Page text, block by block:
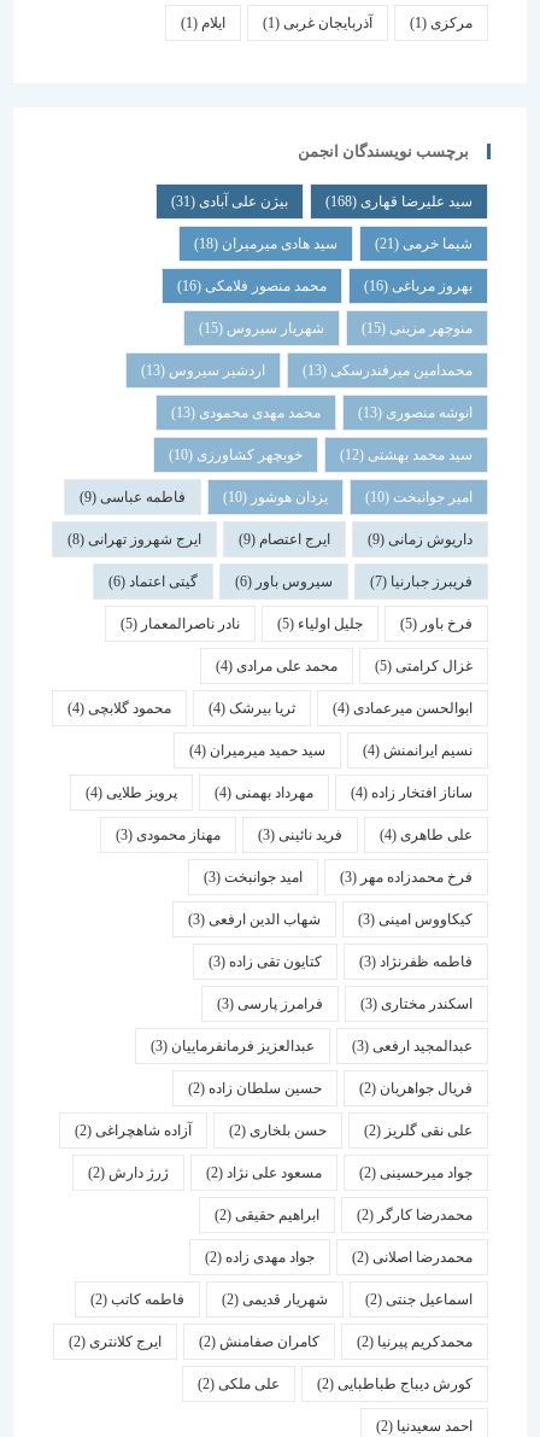
(1) آذربایجان غربی(1) ایلام
برچسب نویسندگان انجمن
سید علیرضا قهاری(168) بیژن علی آبادی(31)
شیما خرمی(21) سید هادی میرمیران(18)
بهروز مرباغی (16) محمد منصور فلامکی (16)
منوچهر مزینی(15) شهریار سیروس(15)
محمدامین میرفندرسکی(13) اردشیر سیروس(13)
انوشه منصوری(13) محمد مهدی محمودی(13)
سید محمد بهشتی(12) خوبچهر کشاورزی(10)
امیر جوانبخت(10) یزدان هوشور(10) فاطمه عباسی(9)
داریوش زمانی(9) ایرج اعتصام(9) ایرج شهروز تهرانی(8)
فریبرز جبارنیا(7) سیروس باور(6) گیتی اعتماد(6)
فرخ باور(5) جلیل اولیاء(5) نادر ناصرالمعمار (5)
غزال کرامتی(5) محمد علی مرادی(4)
ابوالحسن میرعمادی(4) ثریا بیرشک(4) محمود گلابچی(4)
نسیم ایرانمنش(4) سید حمید میرمیران(4)
ساناز افتخار زاده(4) مهرداد بهمنی (4) پرویز طلایی(4)
علی طاهری(4) فرید نائینی(3) مهناز محمودی(3)
فرخ محمدزاده مهر(3) امید جوانبخت(3)
کیکاووس امینی(3) شهاب الدین ارفعی(3)
فاطمه ظفرنژاد(3) کتایون تقی زاده(3)
اسكندر مختاری (3) فرامرز پارسی(3)
عبدالمجید ارفعی(3) عبدالعزیز فرمانفرماییان(3)
فریال جواهریان(2) حسین سلطان زاده(2)
علی نقی گلریز(2) حسن بلخاری(2) آزاده شاهچراغی(2)
جواد میرحسینی(2) مسعود علی نژاد(2) ژرژ دارش (2)
محمدرضا کارگر(2) ابراهیم حقیقی(2)
محمدرضا اصلانی(2) جواد مهدی زاده(2)
اسماعیل جنتی(2) شهریار قدیمی(2) فاطمه کاتب(2)
محمدکریم پیرنیا (2) کامران صفامنش(2) ایرج کلانتری (2)
کورش دیباج طباطبایی(2) علی ملکی(2)
احمد سعیدنیا (2)